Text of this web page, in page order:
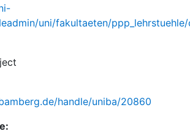
uni/fakultaeten/
handle/uniba/20860